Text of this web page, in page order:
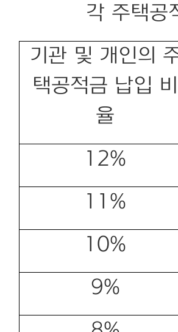
각 주택공
기관 및 개인의
택공적금 납입 비
율
12%
11%
10%
9%